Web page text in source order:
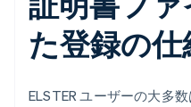
た登録の仕
ELSTER ユーザーの大多